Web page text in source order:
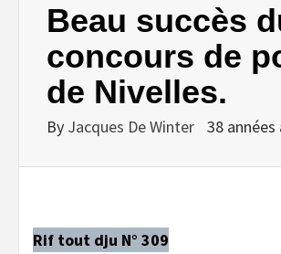
Beau succès
concours de
de Nivelles.
By Jacques De Winter 38 années
Rif tout dju N° 309